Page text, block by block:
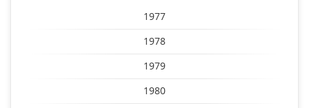
1977
1978
1979
1980